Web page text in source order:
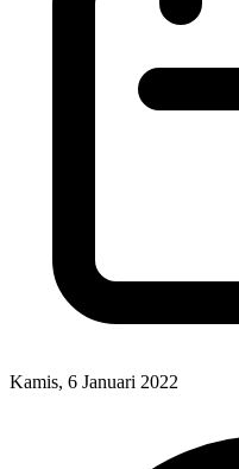
Kamis, 6 Januari 2022